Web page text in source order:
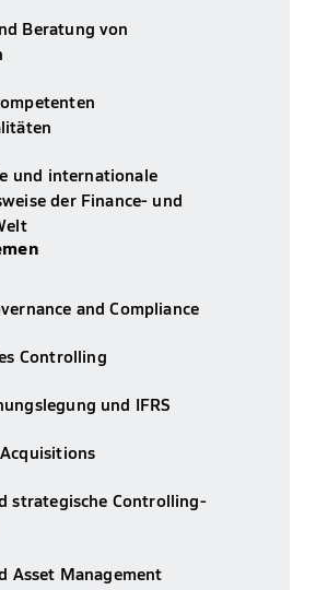
Beratung von
und internationale
der Finance- und
and Compliance
Controlling
und IFRS
strategische Controlling-
Asset Management